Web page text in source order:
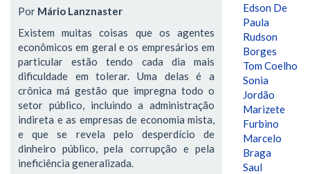
Por Mário Lanznaster
Existem muitas coisas que os agentes
econômicos em geral e os empresários em
particular estão tendo cada dia mais
dificuldade em tolerar. Uma delas é a
crônica má gestão que impregna todo o
setor público, incluindo a administração
indireta e as empresas de economia mista,
e que se revela pelo desperdício de
dinheiro público, pela corrupção e pela
ineficiência generalizada.
Edson De
Paula
Rudson
Borges
Tom Coelho
Sonia
Jordão
Marizete
Furbino
Marcelo
Braga
Saul